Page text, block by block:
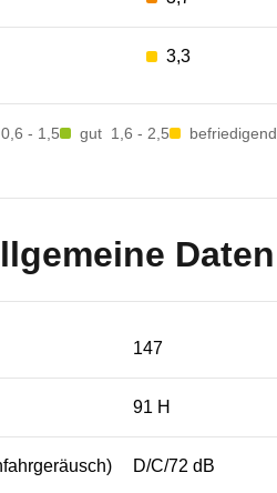
3,3
0,6 - 1,5 gut 1,6 - 2,5 befriedigend
Daten
147
91 H
D/C/72 dB